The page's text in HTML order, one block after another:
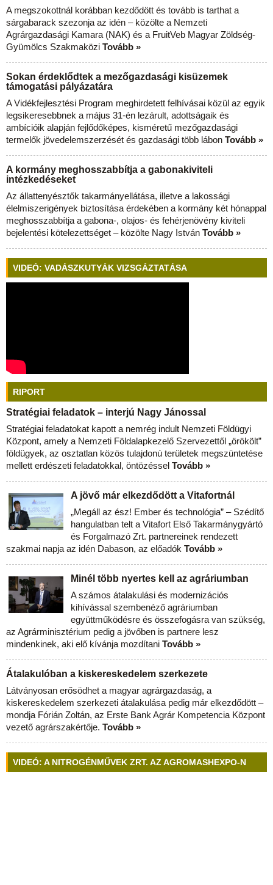
A megszokottnál korábban kezdődött és tovább is tarthat a
sárgabarack szezonja az idén – közölte a Nemzeti
Agrárgazdasági Kamara (NAK) és a FruitVeb Magyar Zöldség-
Gyümölcs Szakmaközi Tovább »
Sokan érdeklődtek a mezőgazdasági kisüzemek
támogatási pályázatára
A Vidékfejlesztési Program meghirdetett felhívásai közül az egyik
legsikeresebbnek a május 31-én lezárult, adottságaik és
ambícióik alapján fejlődőképes, kisméretű mezőgazdasági
termelők jövedelemszerzését és gazdasági több lábon Tovább »
A kormány meghosszabbítja a gabonakiviteli
intézkedéseket
Az állattenyésztők takarmányellátása, illetve a lakossági
élelmiszerigények biztosítása érdekében a kormány két hónappal
meghosszabbítja a gabona-, olajos- és fehérjenövény kiviteli
bejelentési kötelezettséget – közölte Nagy István Tovább »
VIDEÓ: VADÁSZKUTYÁK VIZSGÁZTATÁSA
RIPORT
Stratégiai feladatok – interjú Nagy Jánossal
Stratégiai feladatokat kapott a nemrég indult Nemzeti Földügyi
Központ, amely a Nemzeti Földalapkezelő Szervezettől „örökölt”
földügyek, az osztatlan közös tulajdonú területek megszüntetése
mellett erdészeti feladatokkal, öntözéssel Tovább »
A jövő már elkezdődött a Vitafortnál
„Megáll az ész! Ember és technológia” – Szédítő
hangulatban telt a Vitafort Első Takarmánygyártó
és Forgalmazó Zrt. partnereinek rendezett
szakmai napja az idén Dabason, az előadók Tovább »
Minél több nyertes kell az agráriumban
A számos átalakulási és modernizációs
kihívással szembenéző agráriumban
együttműködésre és összefogásra van szükség,
az Agrárminisztérium pedig a jövőben is partnere lesz
mindenkinek, aki elő kívánja mozdítani Tovább »
Átalakulóban a kiskereskedelem szerkezete
Látványosan erősödhet a magyar agrárgazdaság, a
kiskereskedelem szerkezeti átalakulása pedig már elkezdődött –
mondja Fórián Zoltán, az Erste Bank Agrár Kompetencia Központ
vezető agrárszakértője. Tovább »
VIDEÓ: A NITROGÉNMŰVEK ZRT. AZ AGROMASHEXPO-N